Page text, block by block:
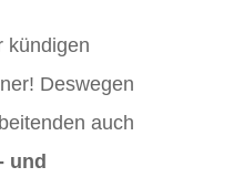
kündigen
Deswegen
auch
und